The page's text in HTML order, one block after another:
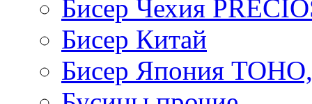
Бисер Чехия
Бисер Китай
Бисер Япония